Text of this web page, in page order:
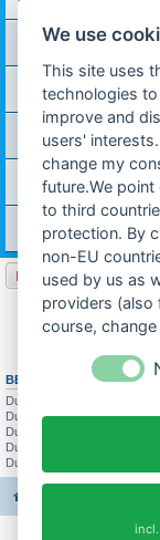
Preisliste für
Letzter Beitrag
Hercules
Letzter Beitrag
Neue
Letzter Beitrag
Technische
Letzter Beitrag
Neues Thema
BERECHTIGUNGEN IN
Du darfst
Du darfstkeineAntworten
Du darfst deine Beiträge in
Du darfst deine Beiträge in
Du darfst
We use
This site uses
technologies
improve and
users'
change my
future.We
to third
protection. By
non-EU
used by us as
providers (also
course,